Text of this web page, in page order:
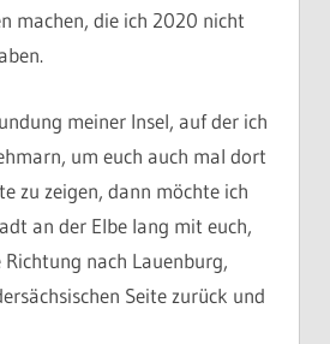
machen, die ich 2020 nicht
meiner Insel, auf der ich
um euch auch mal dort
zu zeigen, dann möchte ich
an der Elbe lang mit euch,
nach Lauenburg,
Seite zurück und